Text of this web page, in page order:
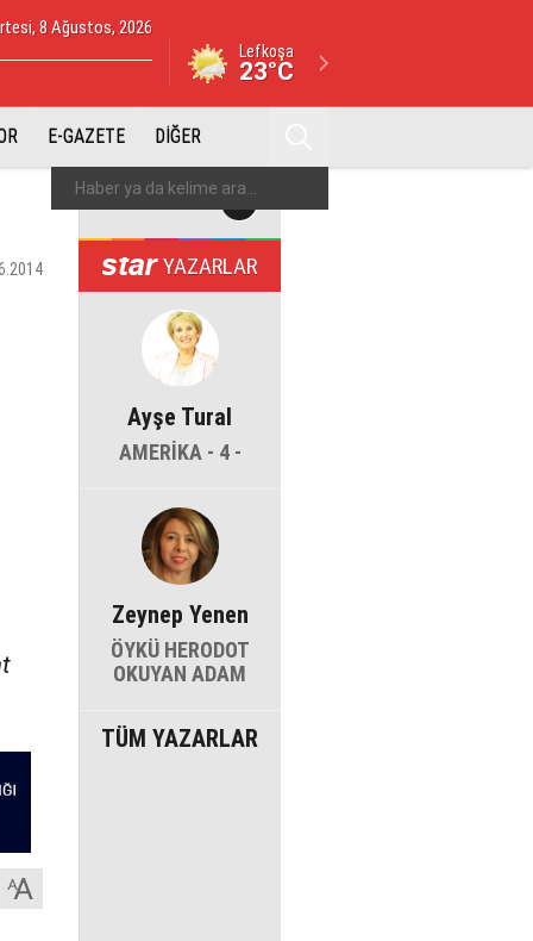
8 Ağustos, 2026
Lefkoşa
23°C
E-GAZETE DİĞER
YAZARLAR
Ayşe Tural
AMERİKA - 4 -
Zeynep Yenen
ÖYKÜ HERODOT
OKUYAN ADAM
TÜM YAZARLAR